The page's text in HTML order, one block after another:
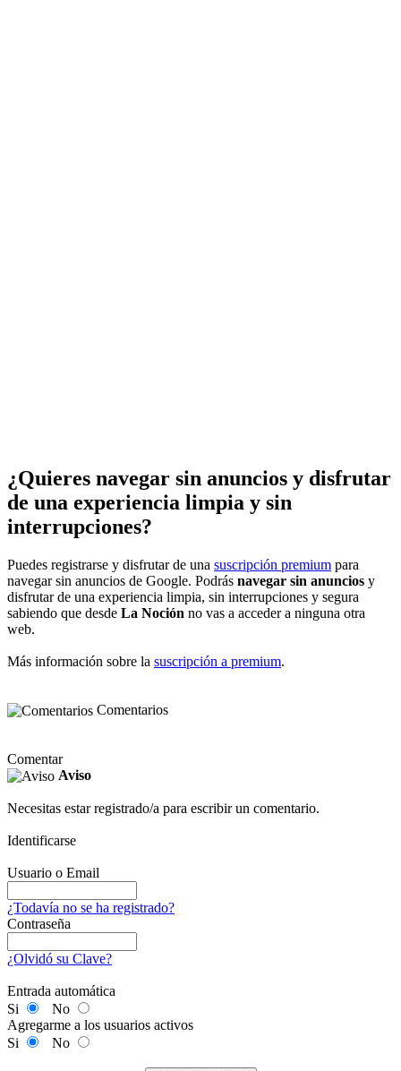
¿Quieres navegar sin anuncios y disfrutar
de una experiencia limpia y sin
interrupciones?
Puedes registrarse y disfrutar de una suscripción premium para
navegar sin anuncios de Google. Podrás navegar sin anuncios y
disfrutar de una experiencia limpia, sin interrupciones y segura
sabiendo que desde La Noción no vas a acceder a ninguna otra
web.
Más información sobre la suscripción a premium.
Comentarios
Comentar
Aviso
Necesitas estar registrado/a para escribir un comentario.
Identificarse
Usuario o Email
¿Todavía no se ha registrado?
Contraseña
¿Olvidó su Clave?
Entrada automática
Si
No
Agregarme a los usuarios activos
Si
No